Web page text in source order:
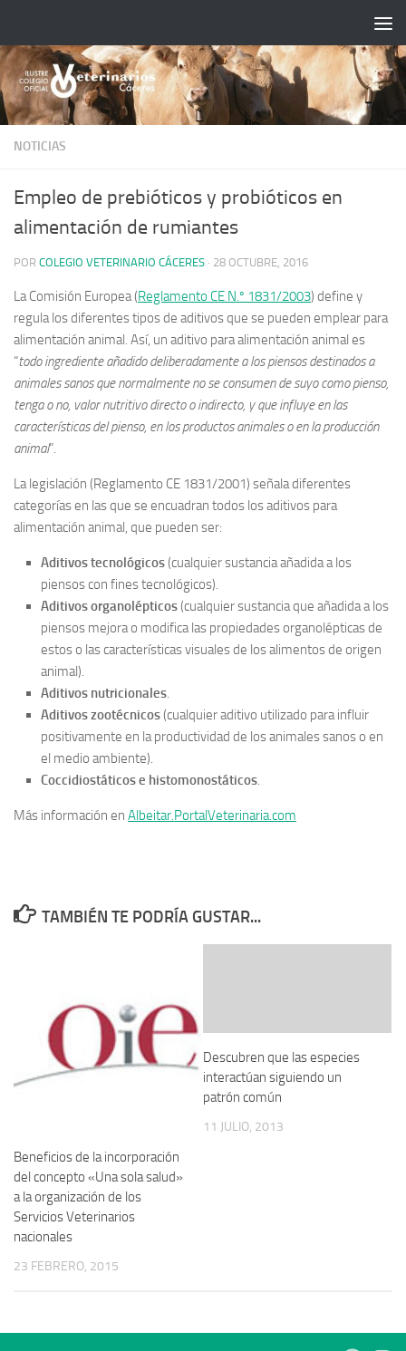
NOTICIAS
Empleo de prebióticos y probióticos en
alimentación de rumiantes
POR COLEGIO VETERINARIO CÁCERES · 28 OCTUBRE, 2016
La Comisión Europea (Reglamento CE N.º 1831/2003) define y
regula los diferentes tipos de aditivos que se pueden emplear para
alimentación animal. Así, un aditivo para alimentación animal es
“todo ingrediente añadido deliberadamente a los piensos destinados a
animales sanos que normalmente no se consumen de suyo como pienso,
tenga o no, valor nutritivo directo o indirecto, y que influye en las
características del pienso, en los productos animales o en la producción
animal”.
La legislación (Reglamento CE 1831/2001) señala diferentes
categorías en las que se encuadran todos los aditivos para
alimentación animal, que pueden ser:
Aditivos tecnológicos(cualquier sustancia añadida a los
piensos con fines tecnológicos).
Aditivos organolépticos(cualquier sustancia que añadida a los
piensos mejora o modifica las propiedades organolépticas de
estos o las características visuales de los alimentos de origen
animal).
Aditivos nutricionales
Aditivos zootécnicos(cualquier aditivo utilizado para influir
positivamente en la productividad de los animales sanos o en
el medio ambiente).
Coccidiostáticos e histomonostáticos
Más información en Albeitar.PortalVeterinaria.com
TAMBIÉN TE PODRÍA GUSTAR...
Beneficios de la incorporación
del concepto «Una sola salud»
a la organización de los
Servicios Veterinarios
nacionales
23 FEBRERO, 2015
Descubren que las especies
interactúan siguiendo un
patrón común
11 JULIO, 2013